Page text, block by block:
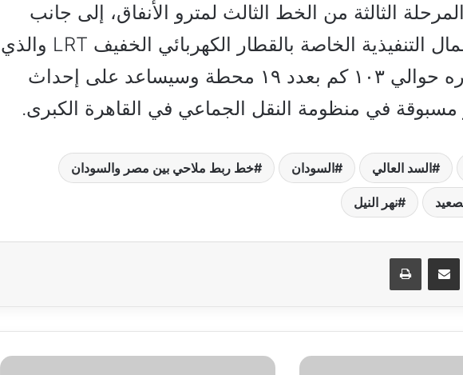
الثالثة من الخط الثالث لمترو الأنفاق، إلى جانب
مستجدات الأعمال التنفيذية الخاصة بالقطار الكهربائي الخفيف LRT والذي
يبلغ طول مساره حوالي ١٠٣ كم بعدد ١٩ محطة وسيساعد على إحداث
مسبوقة في منظومة النقل الجماعي في القاهرة الكبرى.
السد العالي السودان خط ربط ملاحي بين مصر والسودان
نهر النيل
مشاركة عبر البريد طباعة
قرار